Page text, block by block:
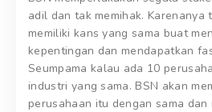
adil dan tak memihak.
memiliki kans yang sama buat
kepentingan dan mendapatkan
Seumpama kalau ada 10
industri yang sama. BSN akan
perusahaan itu dengan sama dan